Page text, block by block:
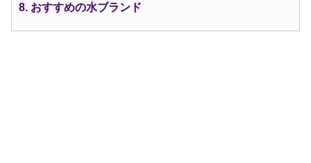
8. おすすめの水ブランド